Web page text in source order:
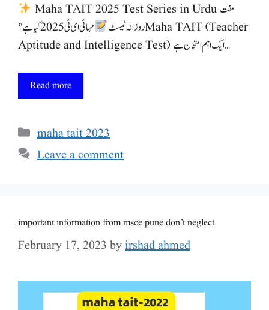
Maha TAIT 2025 Test Series in Urdu مفت
روزانہ ٹیسٹ
مہا ٹی ای ٹی 2025 کیا ہے؟ Maha TAIT (Teacher
Aptitude and Intelligence Test) ایک اہم امتحان ہے …
Read more
Categories
maha tait 2023
Leave a comment
important information from msce pune don’t neglect
February 17, 2023 byirshad ahmed